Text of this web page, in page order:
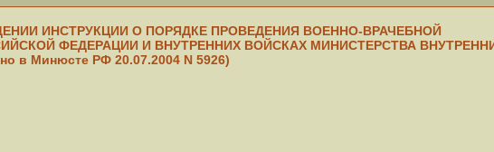
ИНСТРУКЦИИ О ПОРЯДКЕ ПРОВЕДЕНИЯ ВОЕННО-ВРАЧЕБНОЙ
ФЕДЕРАЦИИ И ВНУТРЕННИХ ВОЙСКАХ МИНИСТЕРСТВА
в Минюсте РФ 20.07.2004 N 5926)